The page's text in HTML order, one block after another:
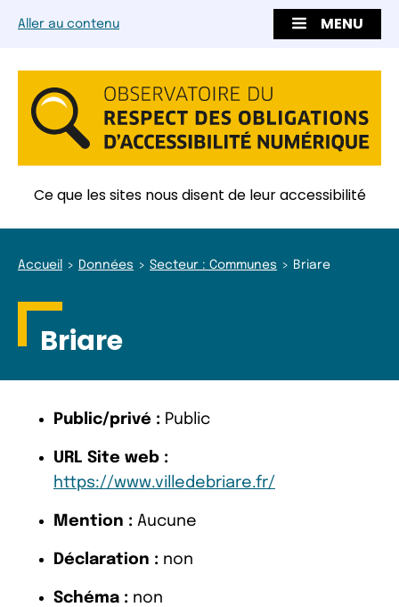
Aller au contenu MENU
Ce que les sites nous disent de leur accessibilité
Accueil Données Secteur : Communes Briare
Briare
Public/privé : Public
URL Site web :
https://www.villedebriare.fr/
Mention : Aucune
Déclaration : non
Schéma : non